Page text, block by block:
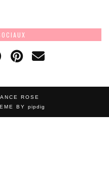
ROSE
BY pipdig